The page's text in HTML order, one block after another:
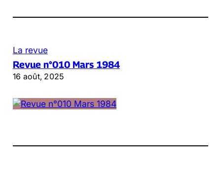
La revue
Revue n°010 Mars 1984
16 août, 2025